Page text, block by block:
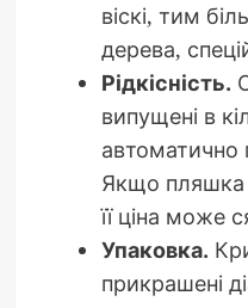
віскі, тим
дерева,
Рідкісність.
випущені в
автоматично
Якщо пляшка
її ціна може
Упаковка.
прикрашені